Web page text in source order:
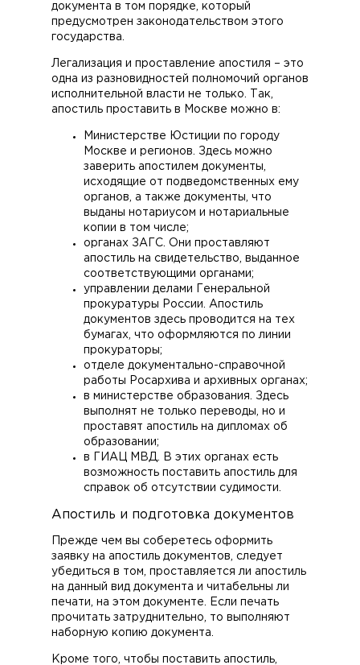
документа в том порядке, который
предусмотрен законодательством этого
государства.
Легализация и проставление апостиля – это
одна из разновидностей полномочий органов
исполнительной власти не только. Так,
апостиль проставить в Москве можно в:
Министерстве Юстиции по городу
Москве и регионов. Здесь можно
заверить апостилем документы,
исходящие от подведомственных ему
органов, а также документы, что
выданы нотариусом и нотариальные
копии в том числе;
органах ЗАГС. Они проставляют
апостиль на свидетельство, выданное
соответствующими органами;
управлении делами Генеральной
прокуратуры России. Апостиль
документов здесь проводится на тех
бумагах, что оформляются по линии
прокураторы;
отделе документально-справочной
работы Росархива и архивных органах;
в министерстве образования. Здесь
выполнят не только переводы, но и
проставят апостиль на дипломах об
образовании;
в ГИАЦ МВД. В этих органах есть
возможность поставить апостиль для
справок об отсутствии судимости.
Апостиль и подготовка документов
Прежде чем вы соберетесь оформить
заявку на апостиль документов, следует
убедиться в том, проставляется ли апостиль
на данный вид документа и читабельны ли
печати, на этом документе. Если печать
прочитать затруднительно, то выполняют
наборную копию документа.
Кроме того, чтобы поставить апостиль,